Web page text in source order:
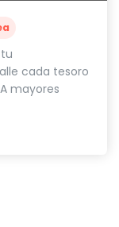
cada tesoro
mayores